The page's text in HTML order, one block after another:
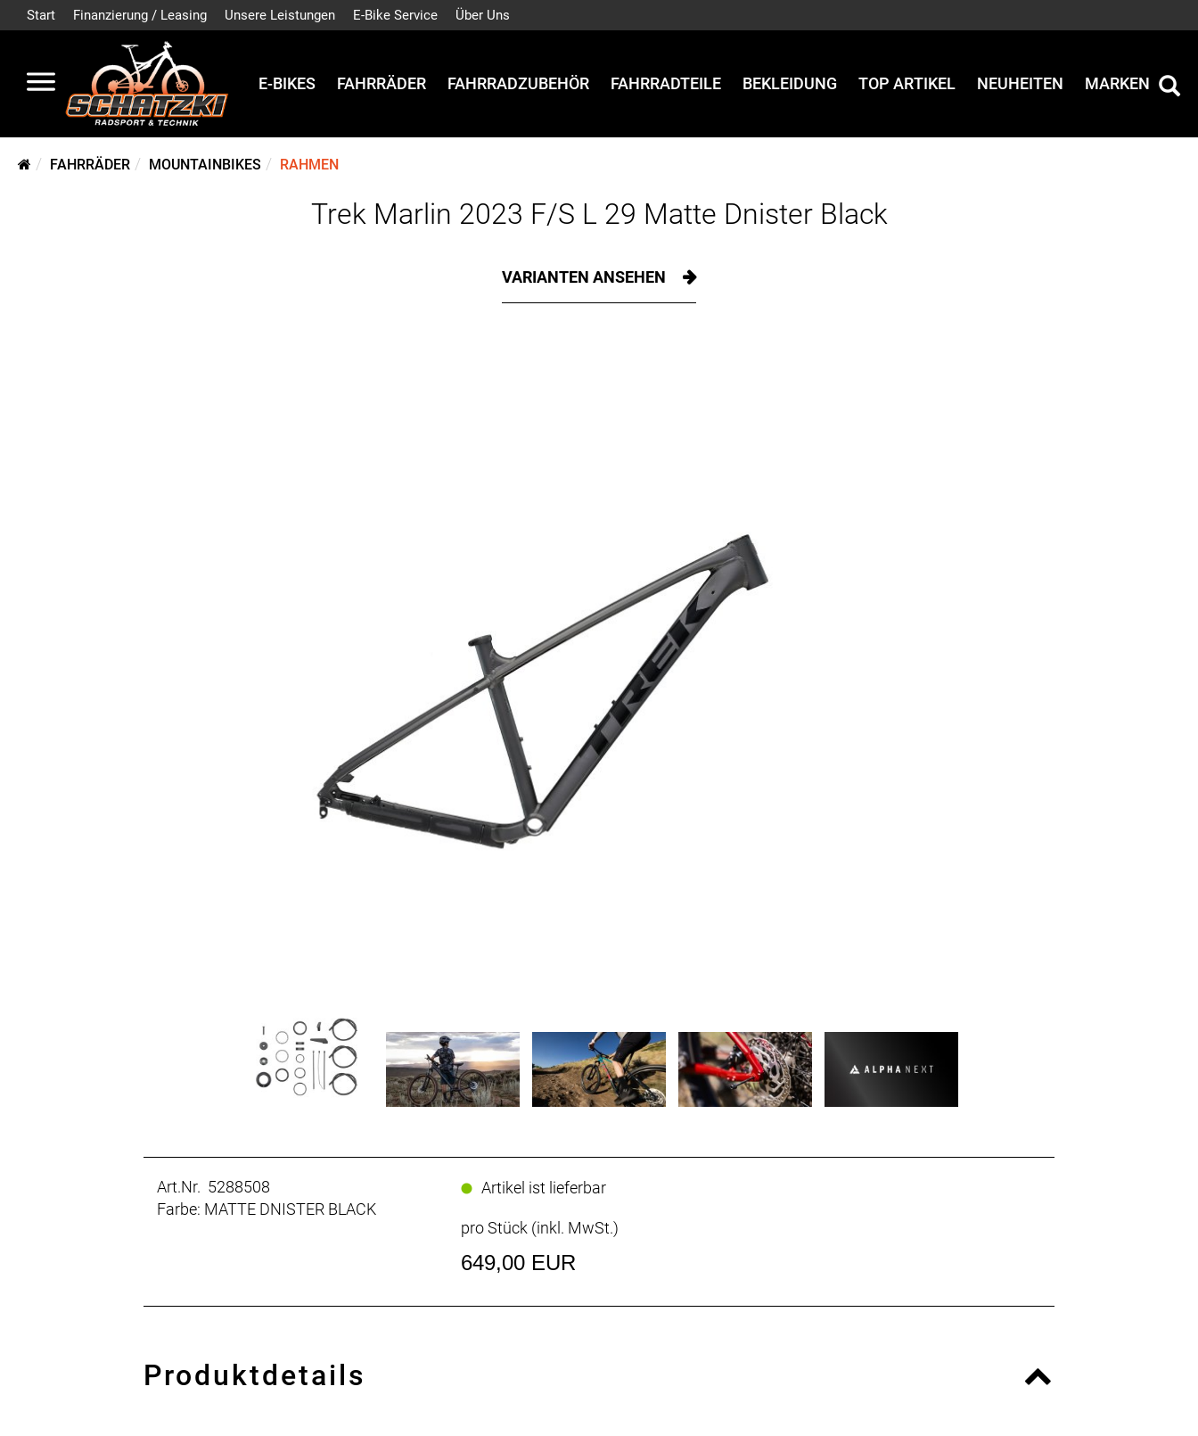
Start Finanzierung / Leasing Unsere Leistungen E-Bike Service Über Uns
E-BIKES FAHRRÄDER FAHRRADZUBEHÖR FAHRRADTEILE BEKLEIDUNG TOP ARTIKEL NEUHEITEN MARKEN
FAHRRÄDER MOUNTAINBIKES RAHMEN
Trek Marlin 2023 F/S L 29 Matte Dnister Black
VARIANTEN ANSEHEN
Art.Nr. 5288508
Farbe: MATTE DNISTER BLACK
Artikel ist lieferbar
pro Stück (inkl. MwSt.)
649,00 EUR
Produktdetails